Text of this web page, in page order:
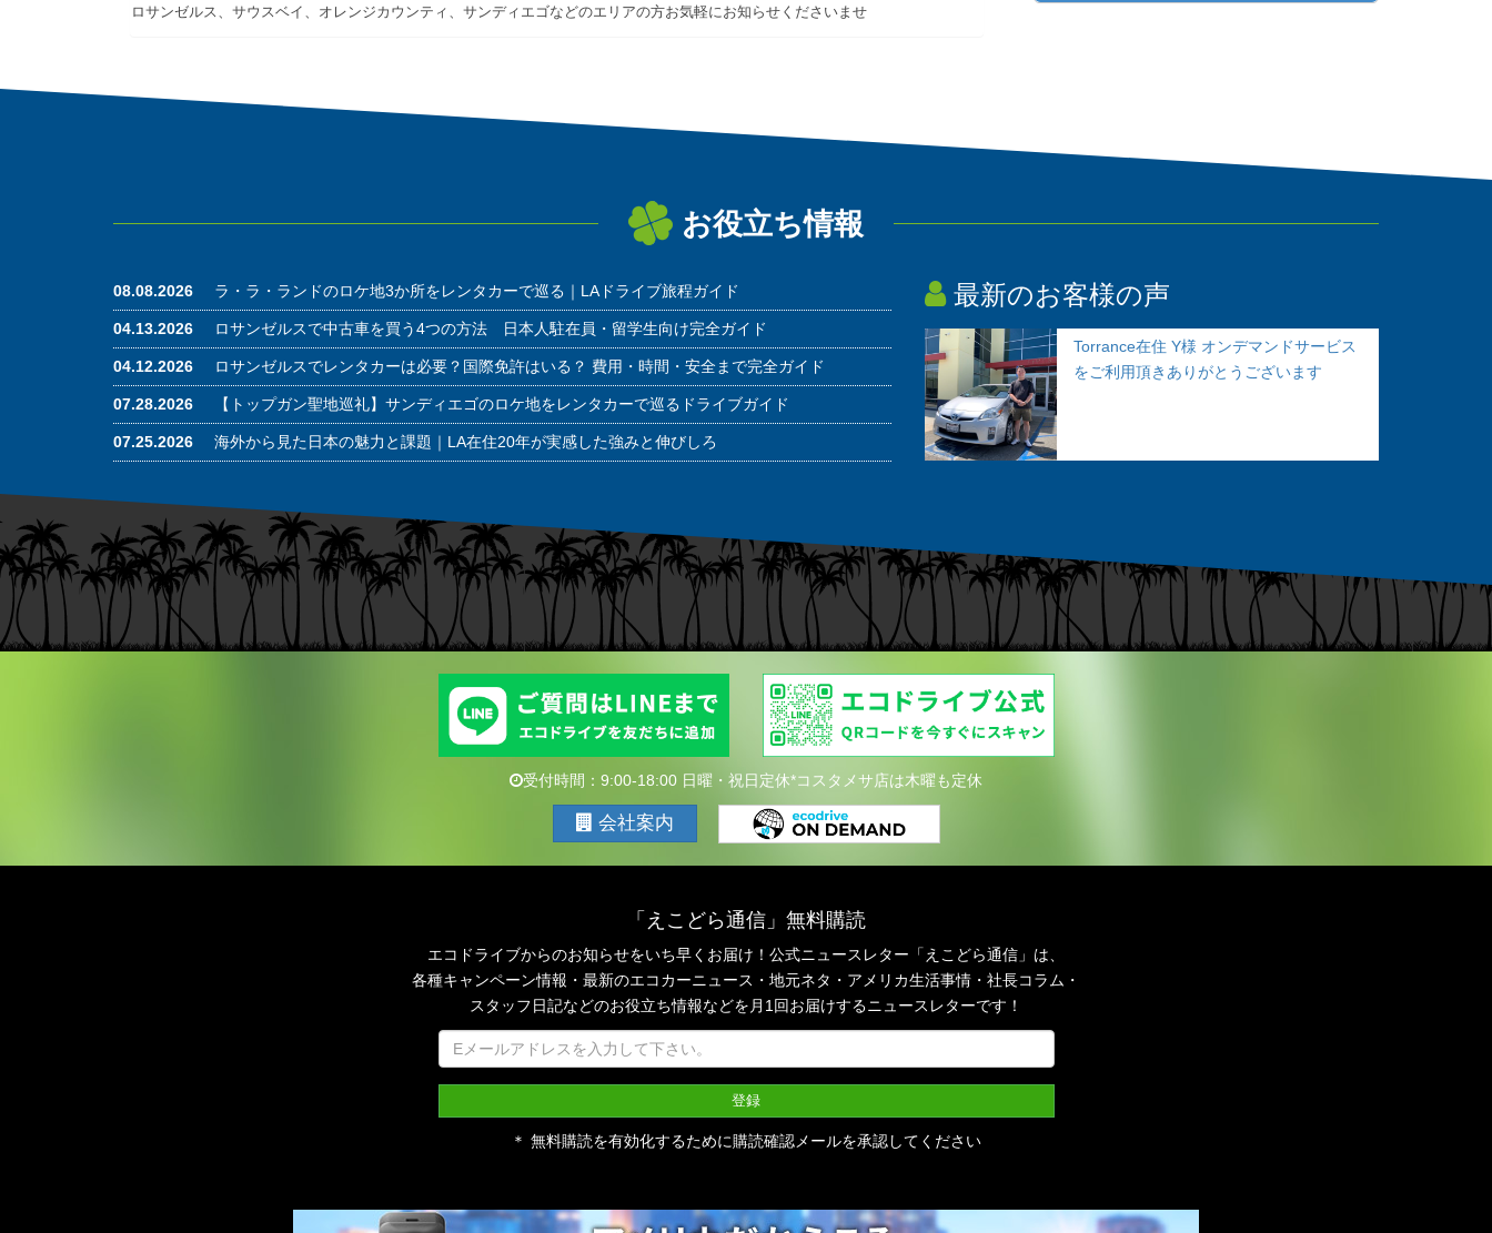
ロサンゼルス、サウスベイ、オレンジカウンティ、サンディエゴなどのエリアの方お気軽にお知らせくださいませ
お役立ち情報
08.08.2026 ラ・ラ・ランドのロケ地3か所をレンタカーで巡る｜LAドライブ旅程ガイド
04.13.2026 ロサンゼルスで中古車を買う4つの方法 日本人駐在員・留学生向け完全ガイド
04.12.2026 ロサンゼルスでレンタカーは必要？国際免許はいる？ 費用・時間・安全まで完全ガイド
07.28.2026 【トップガン聖地巡礼】サンディエゴのロケ地をレンタカーで巡るドライブガイド
07.25.2026 海外から見た日本の魅力と課題｜LA在住20年が実感した強みと伸びしろ
最新のお客様の声
Torrance在住 Y様 オンデマンドサービス
をご利用頂きありがとうございます
受付時間：9:00-18:00 日曜・祝日定休*コスタメサ店は木曜も定休
会社案内
「えこどら通信」無料購読
エコドライブからのお知らせをいち早くお届け！公式ニュースレター「えこどら通信」は、
各種キャンペーン情報・最新のエコカーニュース・地元ネタ・アメリカ生活事情・社長コラム・
スタッフ日記などのお役立ち情報などを月1回お届けするニュースレターです！
＊ 無料購読を有効化するために購読確認メールを承認してください